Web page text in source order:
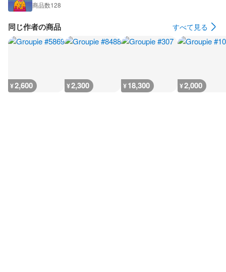
商品数128
同じ作者の商品 すべて見る
¥2,600 ¥2,300 ¥18,300 ¥2,000